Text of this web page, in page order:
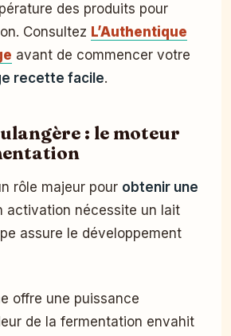
des produits pour
Consultez L’Authentique
avant de commencer votre
recette facile.
: le moteur
rôle majeur pour obtenir une
activation nécessite un lait
assure le développement
offre une puissance
de la fermentation envahit